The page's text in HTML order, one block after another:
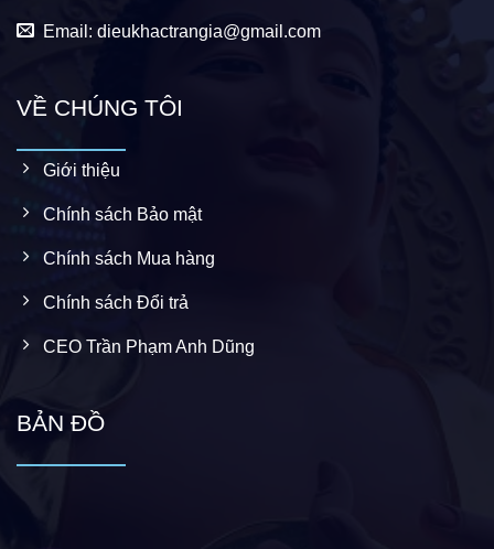
Email: dieukhactrangia@gmail.com
VỀ CHÚNG TÔI
Giới thiệu
Chính sách Bảo mật
Chính sách Mua hàng
Chính sách Đổi trả
CEO Trần Phạm Anh Dũng
BẢN ĐỒ